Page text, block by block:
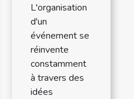
L'organisation
d'un
événement se
réinvente
constamment
à travers des
idées